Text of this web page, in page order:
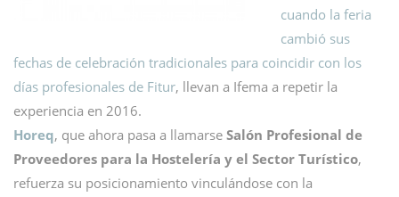
cuando la feria
cambió sus
fechas de celebración tradicionales para coincidir con los
días profesionales de Fitur, llevan a Ifema a repetir la
experiencia en 2016.
Horeq, que ahora pasa a llamarse Salón Profesional de
Proveedores para la Hostelería y el Sector Turístico,
refuerza su posicionamiento vinculándose con la